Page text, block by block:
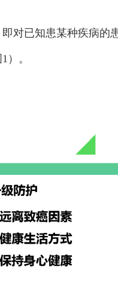
对已知患某种疾病
）。